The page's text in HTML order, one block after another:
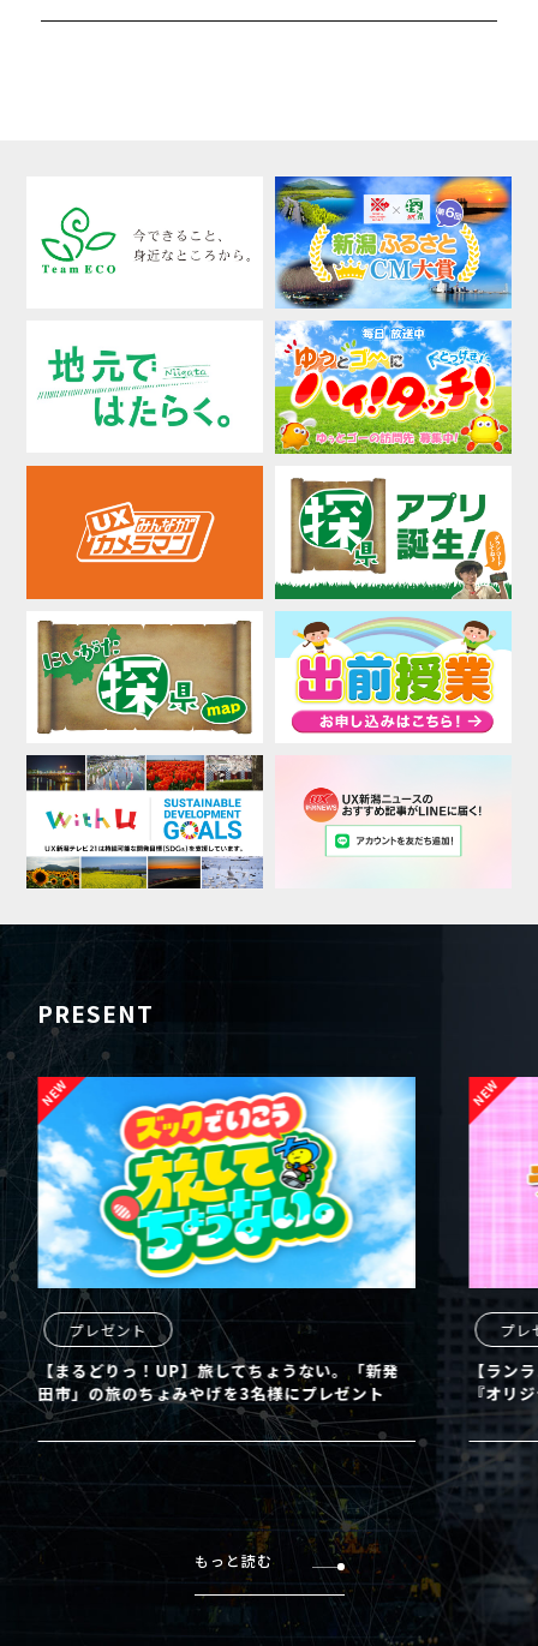
PRESENT
プレゼント
【まるどりっ！UP】旅してちょうない。「新発
田市」の旅のちょみやげを3名様にプレゼント
プレ
【ラン
『オリ
もっと読む